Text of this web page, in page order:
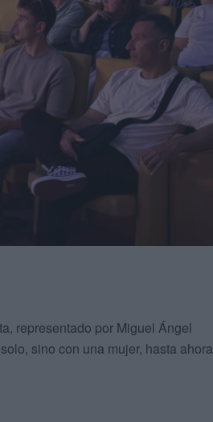
representado por Miguel Ángel
sino con una mujer, hasta ahora